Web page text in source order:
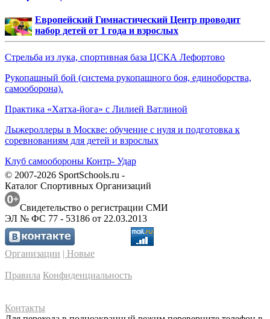
Европейский Гимнастический Центр проводит
набор детей от 1 года и взрослых
Стрельба из лука, спортивная база ЦСКА Лефортово
Рукопашный бой (система рукопашного боя, единоборства,
самооборона).
Практика «Хатха-йога» с Лилией Ватлиной
Лыжероллеры в Москве: обучение с нуля и подготовка к
соревнованиям для детей и взрослых
Клуб самообороны Контр- Удар
© 2007-2026 SportSchools.ru -
Каталог Спортивных Организаций
Свидетельство о регистрации СМИ
ЭЛ № ФС 77 - 53186 от 22.03.2013
Организации | Новые
Правила Конфиденциальность
Контакты